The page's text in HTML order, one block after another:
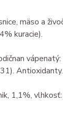
mäso a
kuracie).
vápenatý:
Antioxidanty.
1,1%,